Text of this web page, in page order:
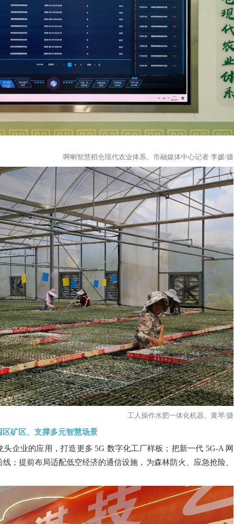
啊喇智慧稻仓现代农业体系。市融媒体中心记者 李媛/摄
工人操作水肥一体化机器。黄琴/摄
矿区、支撑多元智慧场景
企业的应用，打造更多 5G 数字化工厂样板；把新一代 5G-A 网
；提前布局适配低空经济的通信设施，为森林防火、应急抢险、